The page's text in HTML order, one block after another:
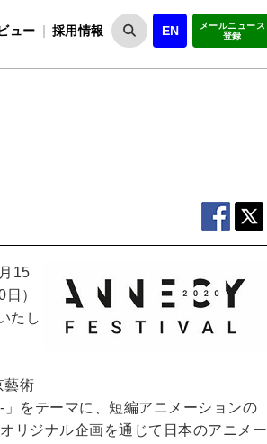
ュー 採用情報 EN
メールニュース
登録
15
）
たし
藝術
をテーマに、短編アニメーションの
リジナル企画を通じて日本のアニメー